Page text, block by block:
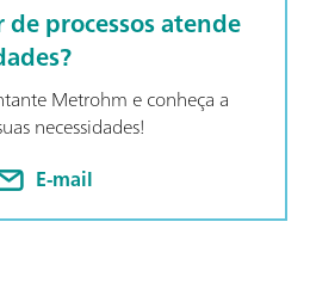
processos atende
Metrohm e conheça a
necessidades!
E-mail